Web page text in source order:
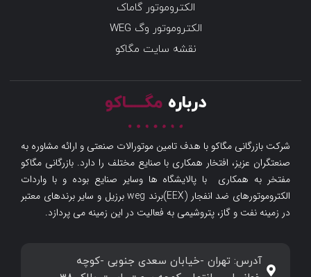
الکتروموتور گاماک
الکتروموتور وگ WEG
نقشه سایت مگاکو
درباره مگـــــاکو
شرکت بازرگانی مگاکو با هدف تامین موتورالات صنعتی و ارائه مشاوره به
صنعتگران عزیز، افتخار همکاری با صنایع مختلف را دارد. بازرگانی مگاکو
مفتخر به همکاری با پالایشگاه ها وسایر صنایع بوده و با واردات
الکتروموتورهای ضد انفجار (EEX)برند weg برزیل و سایر برندهای معتبر
در زمینه نفت و گاز، پتروشیمی به فعالیت در این زمینه می پردازد.
آدرس: تهران -خیابان سعدی جنوبی -کوچه